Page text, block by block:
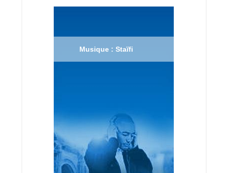
Musique : Staïfi